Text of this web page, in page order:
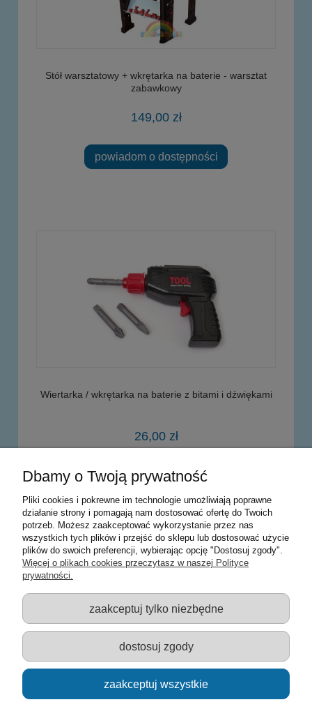
Stół warsztatowy + wkrętarka na baterie - warsztat
zabawkowy
149,00 zł
powiadom o dostępności
Wiertarka / wkrętarka na baterie z bitami i dźwiękami
26,00 zł
do koszyka
Warunki zakupów
Moje konto
Informacje o sklepie
Sklep z zabawkami Łódź :: Hurownia zabawek :: Zabawki
edukacyjne :: Zestawy artystyczne :: Zabawki :: samochody Welly
:: Zabawkownia :: zabawki dla dzieci :: Lalki :: Klocki :: Artykuły
szkolne ::
Dbamy o Twoją prywatność
Pliki cookies i pokrewne im technologie umożliwiają poprawne
działanie strony i pomagają nam dostosować ofertę do Twoich
potrzeb. Możesz zaakceptować wykorzystanie przez nas
wszystkich tych plików i przejść do sklepu lub dostosować użycie
plików do swoich preferencji, wybierając opcję "Dostosuj zgody".
Więcej o plikach cookies przeczytasz w naszej Polityce
prywatności.
zaakceptuj tylko niezbędne
dostosuj zgody
zaakceptuj wszystkie